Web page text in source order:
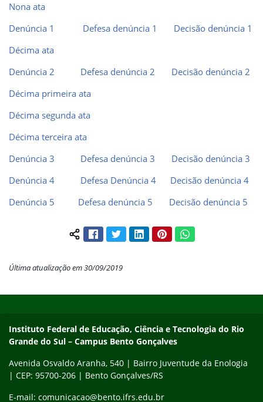
Nona ata
Denúncia 1
Defesa denúncia 1
Decisão denúncia 1
Décima ata
Denúncia 2
Defesa denúncia 2
Decisão denúncia 2
Décima primeira ata
Décima segunda ata
Décima terceira ata
Denúncia 3
Defesa denúncia 3
Decisão denúncia 3
Denúncia 4
Defesa Denúncia 4
Decisão denúncia 4
Denúncia 5
Defesa denúncia 5 Decisão denúncia 5
Compartilhar conteúdo:
FacebookTwitterLinkedInPinterestWhatsApp
Última atualização em 30/09/2019
Contato
Instituto Federal de Educação, Ciência e Tecnologia do Rio
Grande do Sul – Campus Bento Gonçalves
Avenida Osvaldo Aranha, 540 | Bairro Juventude da Enologia
| CEP: 95700-206 | Bento Gonçalves/RS
E-mail: comunicacao@bento.ifrs.edu.br